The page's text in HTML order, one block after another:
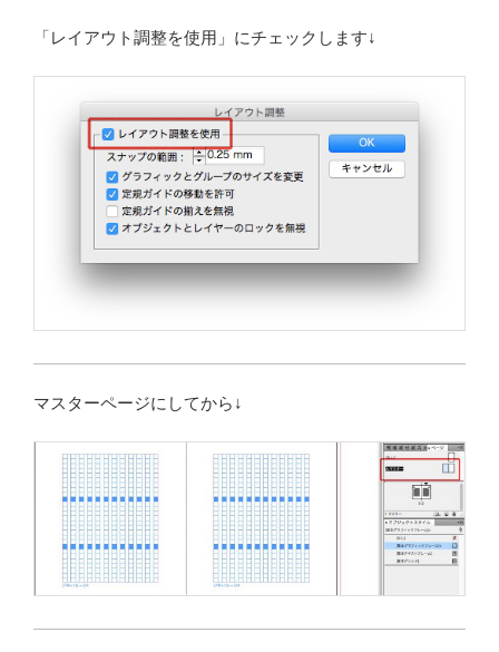
「レイアウト調整を使用」にチェックします↓
マスターページにしてから↓